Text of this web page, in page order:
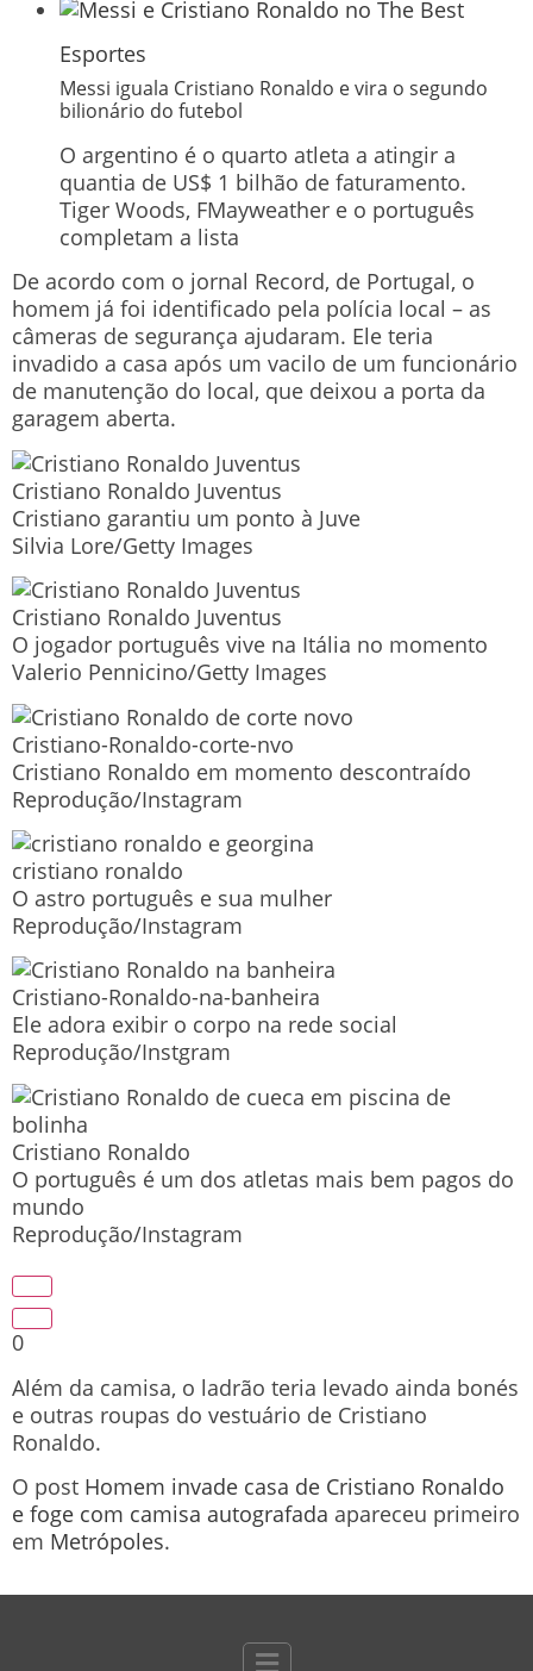
Esportes
Messi iguala Cristiano Ronaldo e vira o segundo
bilionário do futebol
O argentino é o quarto atleta a atingir a
quantia de US$ 1 bilhão de faturamento.
Tiger Woods, FMayweather e o português
completam a lista
De acordo com o jornal Record, de Portugal, o
homem já foi identificado pela polícia local – as
câmeras de segurança ajudaram. Ele teria
invadido a casa após um vacilo de um funcionário
de manutenção do local, que deixou a porta da
garagem aberta.
Cristiano Ronaldo Juventus
Cristiano garantiu um ponto à Juve
Silvia Lore/Getty Images
Cristiano Ronaldo Juventus
O jogador português vive na Itália no momento
Valerio Pennicino/Getty Images
Cristiano-Ronaldo-corte-nvo
Cristiano Ronaldo em momento descontraído
Reprodução/Instagram
cristiano ronaldo
O astro português e sua mulher
Reprodução/Instagram
Cristiano-Ronaldo-na-banheira
Ele adora exibir o corpo na rede social
Reprodução/Instgram
Cristiano Ronaldo
O português é um dos atletas mais bem pagos do
mundo
Reprodução/Instagram
0
Além da camisa, o ladrão teria levado ainda bonés
e outras roupas do vestuário de Cristiano
Ronaldo.
O post Homem invade casa de Cristiano Ronaldo
e foge com camisa autografada apareceu primeiro
em Metrópoles.